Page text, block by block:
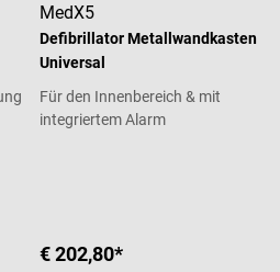
MedX5
Defibrillator Metallwandkasten
Universal
Für den Innenbereich & mit
integriertem Alarm
€ 202,80*